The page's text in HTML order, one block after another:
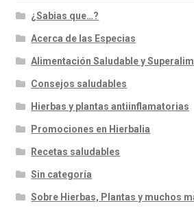
¿Sabias que…?
Acerca de las Especias
Alimentación Saludable y
Consejos saludables
Hierbas y plantas antiinflamatorias
Promociones en Hierbalia
Recetas saludables
Sin categoría
Sobre Hierbas, Plantas y muchos